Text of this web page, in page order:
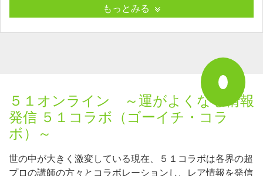
もっとみる
５１オンライン ～運がよくなる情報
発信 ５１コラボ（ゴーイチ・コラ
ボ）～
世の中が大きく激変している現在、５１コラボは各界の超
プロの講師の方々とコラボレーションし、レア情報を発信